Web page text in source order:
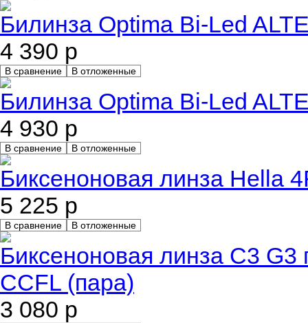
Билинза Optima Bi-Led
4 390 р
В сравнение В отложенные
Билинза Optima Bi-Led
4 930 р
В сравнение В отложенные
Биксеноновая линза Hella
5 225 р
В сравнение В отложенные
Биксеноновая линза C3 G3
CCFL (пара)
3 080 р